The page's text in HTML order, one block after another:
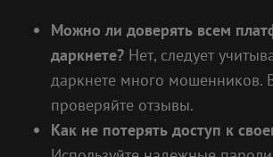
Можно ли доверять всем
даркнете? Нет, следует
даркнете много мошенников.
проверяйте отзывы.
Как не потерять доступ к